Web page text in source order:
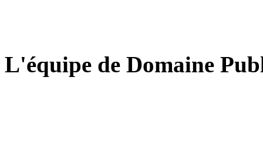
L'équipe de Domaine